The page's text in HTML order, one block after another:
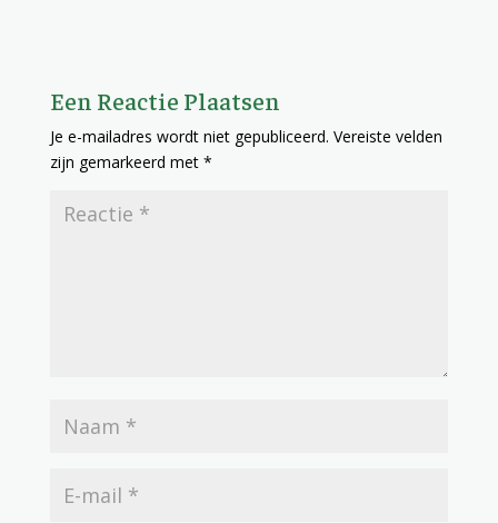
Een Reactie Plaatsen
Je e-mailadres wordt niet gepubliceerd. Vereiste velden
zijn gemarkeerd met *